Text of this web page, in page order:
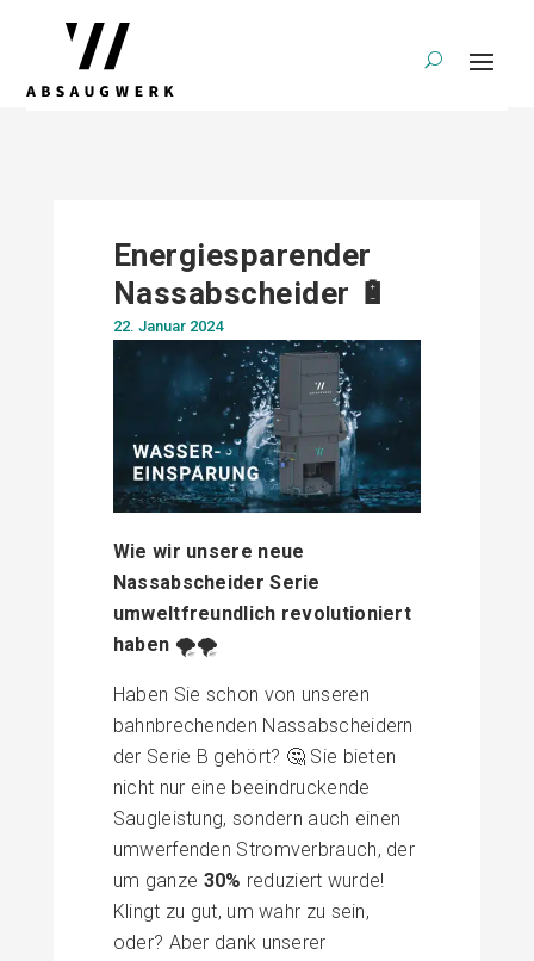
Energiesparender
Nassabscheider 🔋
22. Januar 2024
Wie wir unsere neue
Nassabscheider Serie
umweltfreundlich revolutioniert
haben 🌪️🌪️
Haben Sie schon von unseren
bahnbrechenden Nassabscheidern
der Serie B gehört? 🤔 Sie bieten
nicht nur eine beeindruckende
Saugleistung, sondern auch einen
umwerfenden Stromverbrauch, der
um ganze 30% reduziert wurde!
Klingt zu gut, um wahr zu sein,
oder? Aber dank unserer